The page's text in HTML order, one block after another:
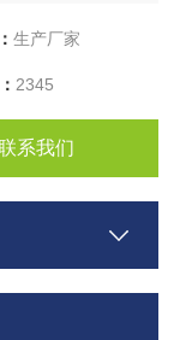
生产厂家
2345
系我们